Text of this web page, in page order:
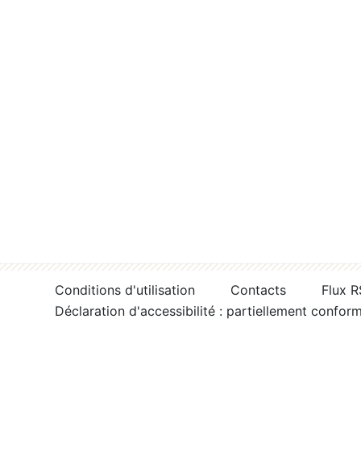
Conditions d'utilisation Contacts
Flux
Déclaration d'accessibilité : partiellement